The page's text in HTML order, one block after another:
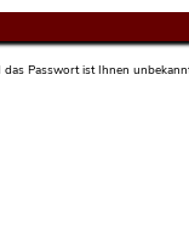
Passwort ist Ihnen